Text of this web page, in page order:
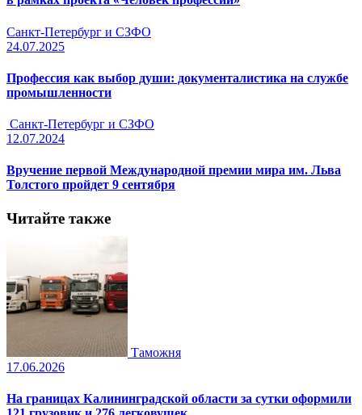
Санкт-Петербург и СЗФО
24.07.2025
Профессия как выбор души: документалистика на службе
промышленности
Санкт-Петербург и СЗФО
12.07.2024
Вручение первой Международной премии мира им. Льва
Толстого пройдет 9 сентября
Читайте также
Таможня
17.06.2026
На границах Калининградской области за сутки оформили